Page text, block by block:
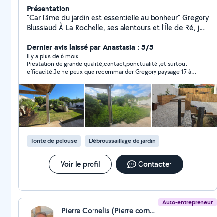
Présentation
"Car l'âme du jardin est essentielle au bonheur" Gregory
Blussiaud À La Rochelle, ses alentours et l'Île de Ré, je
entretien de jardins pour sublimer vos espaces
extérieurs. Un jardin bien entretenu n'est pas
seulement un lieu esthétique, c'est aussi un lieu de
sérénité et de bien-être. 50 % de remise immédiate
sur vos travaux d'entretien ! Grâce au service à la
personne, bénéficiez d'une réduction fiscale immédiate
de 50 % sur vos travaux d'entretien (selon la législation
en vigueur). Mes services : Aménagement : création de
terrasses, allées, massifs et plantations. Création :
pelouses naturelles ou synthétiques, plans
personnalisés, arrosage automatique. Entretien : tonte,
taille, désherbage, nettoyage, contrats adaptés. Avec
Gregory Paysage 17, offrez à votre jardin l'attention qu'il
mérite et profitez d'un service avantageux pour votre
Dernier avis laissé par Anastasia : 5/5
Il y a plus de 6 mois
Prestation de grande qualité,contact,ponctualité ,et surtout
efficacité.Je ne peux que recommander Gregory paysage 17 à
Tonte de pelouse Débroussaillage de jardin
Voir le profil Contacter
Auto-entrepreneur
Pierre Cornelis (Pierre cornelis)